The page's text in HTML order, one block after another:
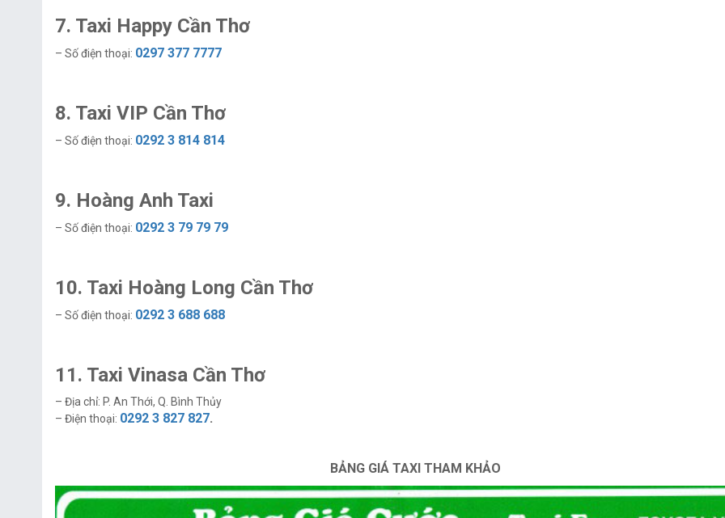
7. Taxi Happy Cần Thơ
– Số điện thoại: 0297 377 7777
8. Taxi VIP Cần Thơ
– Số điện thoại: 0292 3 814 814
9. Hoàng Anh Taxi
– Số điện thoại: 0292 3 79 79 79
10. Taxi Hoàng Long Cần Thơ
– Số điện thoại: 0292 3 688 688
11. Taxi Vinasa Cần Thơ
– Địa chỉ: P. An Thới, Q. Bình Thủy
– Điện thoại: 0292 3 827 827.
BẢNG GIÁ TAXI THAM KHẢO